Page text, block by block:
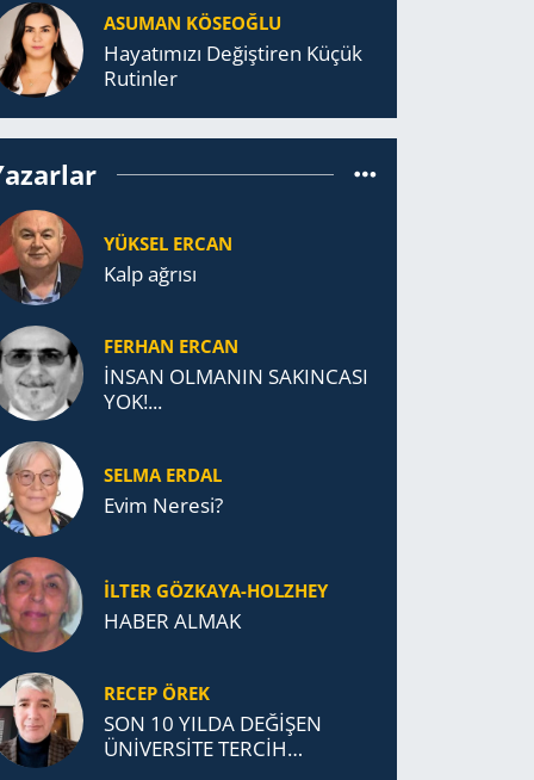
ASUMAN KÖSEOĞLU
Ha­ya­tı­mı­zı De­ğiş­ti­ren Küçük
Ru­tin­ler
YÜKSEL ERCAN
Kalp ağrısı
FERHAN ERCAN
İNSAN OLMANIN SAKINCASI
YOK!...
SELMA ERDAL
Evim Neresi?
İLTER GÖZKAYA-HOLZHEY
HABER ALMAK
RECEP ÖREK
SON 10 YILDA DEĞİŞEN
ÜNİVERSİTE TERCİH